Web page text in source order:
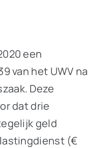
een
van het UWV na
Deze
dat drie
geld
(€